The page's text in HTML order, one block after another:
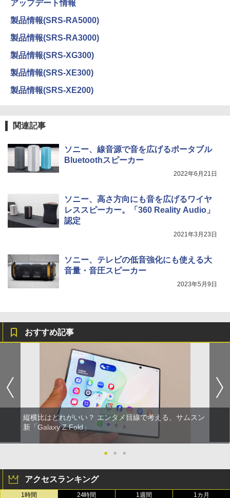
アップデート情報
製品情報(SRS-RA5000)
製品情報(SRS-RA3000)
製品情報(SRS-XG300)
製品情報(SRS-XE300)
製品情報(SRS-XE200)
関連記事
ソニー、線音源で音を広げるポータブル
Bluetoothスピーカー
2022年6月21日
ソニー、高さ方向にも音を広げるワイヤ
レススピーカー。「360 Reality Audio」
認定
2021年3月23日
ソニー、テレビの低音強化にも使える大
音量・音圧スピーカー
2023年5月9日
おすすめ記事
縦横比はどれがいい？ エンタメ目線で考える、サムスン
新「Galaxy Z Fold」
● ● ●
アクセスランキング
1時間 24時間 1週間 1カ月